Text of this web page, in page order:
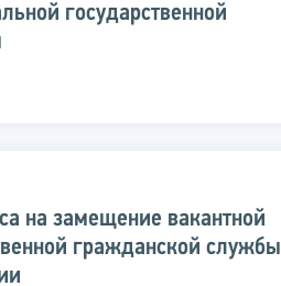
государственной
на замещение вакантной
гражданской службы